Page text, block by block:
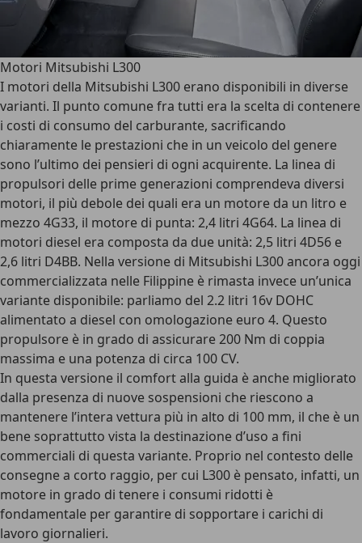
Motori Mitsubishi L300
I motori della Mitsubishi L300 erano disponibili in diverse
varianti. Il punto comune fra tutti era la scelta di contenere
i costi di consumo del carburante, sacrificando
chiaramente le prestazioni che in un veicolo del genere
sono l’ultimo dei pensieri di ogni acquirente. La linea di
propulsori delle prime generazioni comprendeva diversi
motori, il più debole dei quali era un motore da un litro e
mezzo 4G33, il motore di punta: 2,4 litri 4G64. La linea di
motori diesel era composta da due unità: 2,5 litri 4D56 e
2,6 litri D4BB. Nella versione di Mitsubishi L300 ancora oggi
commercializzata nelle Filippine è rimasta invece un’unica
variante disponibile: parliamo del 2.2 litri 16v DOHC
alimentato a diesel con omologazione euro 4. Questo
propulsore è in grado di assicurare 200 Nm di coppia
massima e una potenza di circa 100 CV.
In questa versione il comfort alla guida è anche migliorato
dalla presenza di nuove sospensioni che riescono a
mantenere l’intera vettura più in alto di 100 mm, il che è un
bene soprattutto vista la destinazione d’uso a fini
commerciali di questa variante. Proprio nel contesto delle
consegne a corto raggio, per cui L300 è pensato, infatti, un
motore in grado di tenere i consumi ridotti è
fondamentale per garantire di sopportare i carichi di
lavoro giornalieri.